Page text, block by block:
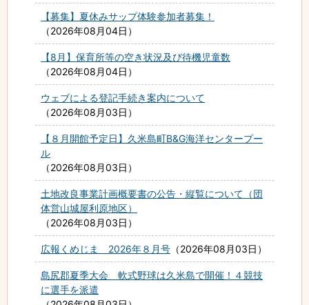
【募集】夏休みサップ体験参加者募集！
2026年08月04日
【8月】保育所等の空き状況及び待機児童数
2026年08月04日
ウェブによる登記手続き案内について
2026年08月03日
【８月開館予定日】久米島町B&G海洋センタープー
ル
2026年08月03日
土地改良事業計画概要書の公告・縦覧について（団
体営山城屋利原地区）
2026年08月03日
広報くめじま 2026年８月号 2026年08月03日
島尻郡夏季大会 軟式野球は久米島で開催！４競技
に選手を派遣